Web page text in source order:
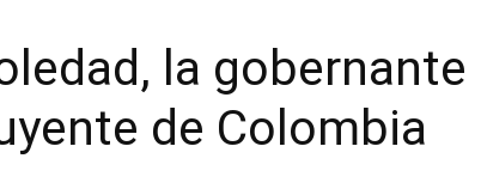
la gobernante
de Colombia